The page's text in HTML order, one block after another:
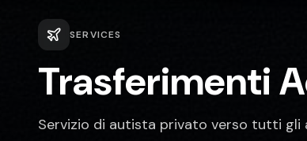
SERVICES
Trasferimenti
Servizio di autista privato verso tutti gli